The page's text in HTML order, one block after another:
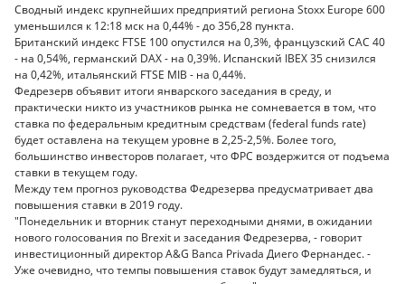
Сводный индекс крупнейших предприятий региона Stoxx Europe 600
уменьшился к 12:18 мск на 0,44% - до 356,28 пункта.
Британский индекс FTSE 100 опустился на 0,3%, французский CAC 40
- на 0,54%, германский DAX - на 0,39%. Испанский IBEX 35 снизился
на 0,42%, итальянский FTSE MIB - на 0,44%.
Федрезерв объявит итоги январского заседания в среду, и
практически никто из участников рынка не сомневается в том, что
ставка по федеральным кредитным средствам (federal funds rate)
будет оставлена на текущем уровне в 2,25-2,5%. Более того,
большинство инвесторов полагает, что ФРС воздержится от подъема
ставки в текущем году.
Между тем прогноз руководства Федрезерва предусматривает два
повышения ставки в 2019 году.
"Понедельник и вторник станут переходными днями, в ожидании
нового голосования по Brexit и заседания Федрезерва, - говорит
инвестиционный директор A&G Banca Privada Диего Фернандес. -
Уже очевидно, что темпы повышения ставок будут замедляться, и